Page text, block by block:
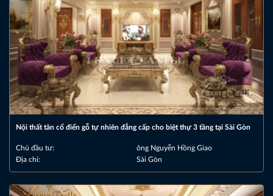
Nội thất tân cổ điển gỗ tự nhiên đẳng cấp cho biệt thự 3 tầng tại Sài Gòn
Chủ đầu tư:
ông Nguyễn Hồng Giao
Địa chỉ:
Sài Gòn